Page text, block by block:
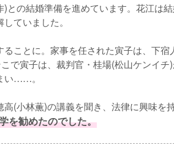
の結婚準備を進めています。花江は結
ていました。
ことに。家事を任された寅子は、下宿
で寅子は、裁判官・桂場(松山ケンイチ
い……。
(小林薫)の講義を聞き、法律に興味を
を勧めたのでした。